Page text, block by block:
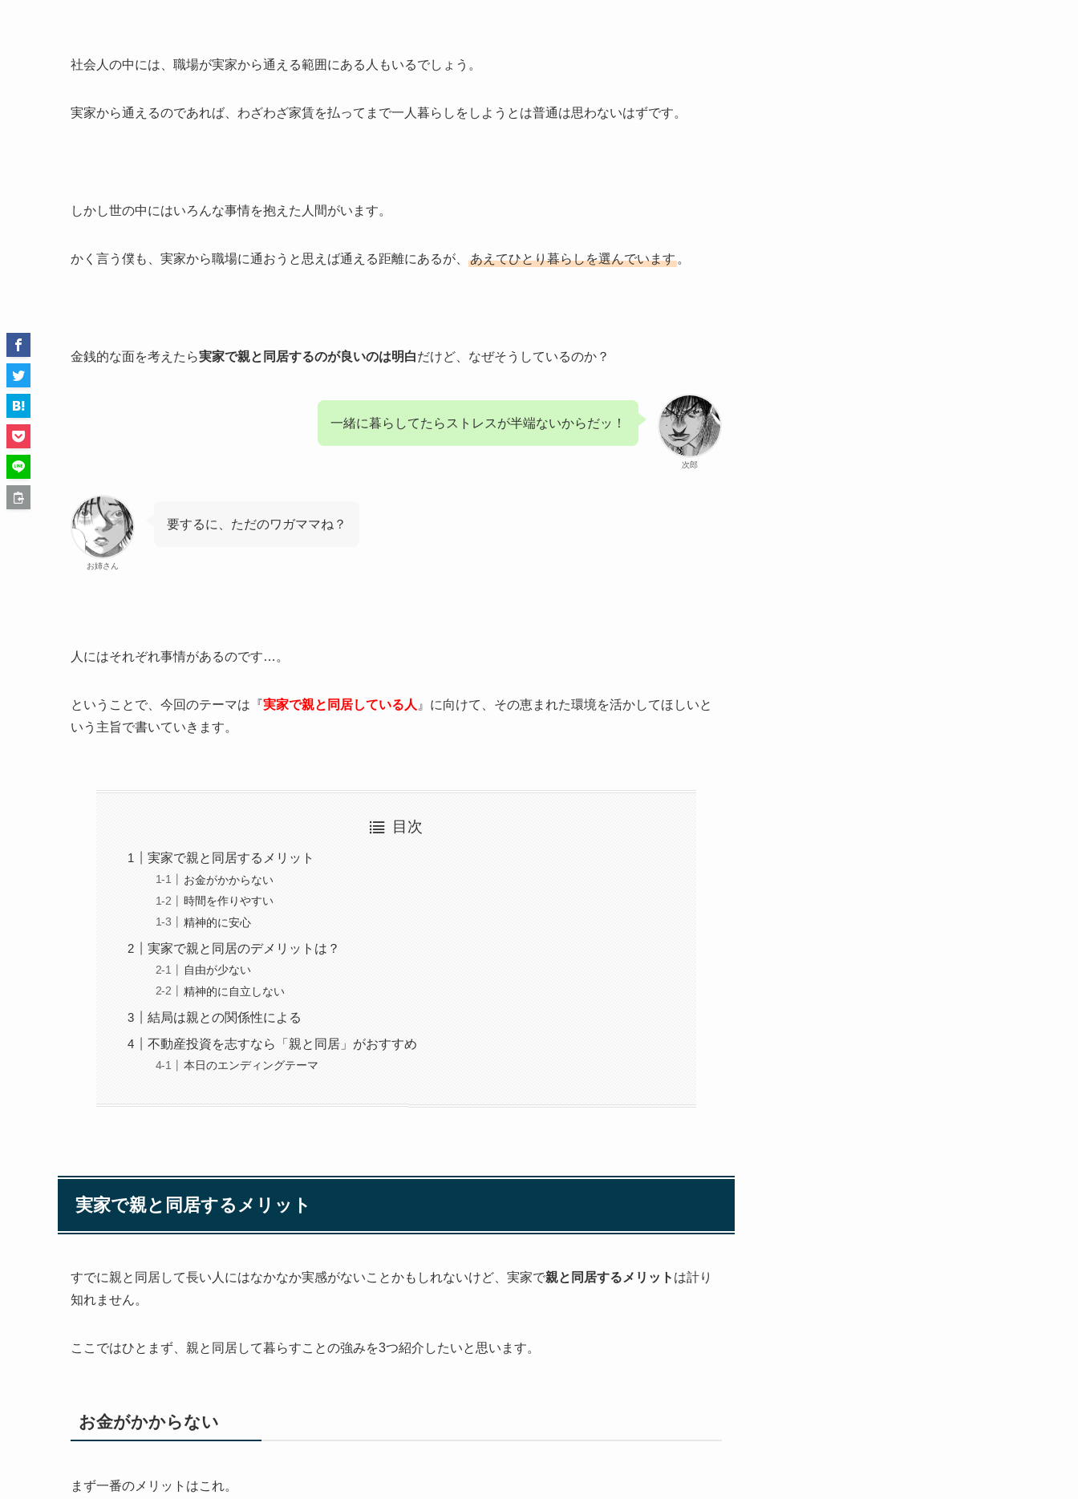
社会人の中には、職場が実家から通える範囲にある人もいるでしょう。
実家から通えるのであれば、わざわざ家賃を払ってまで一人暮らしをしようとは普通は思わないはずです。
しかし世の中にはいろんな事情を抱えた人間がいます。
かく言う僕も、実家から職場に通おうと思えば通える距離にあるが、 あえてひとり暮らしを選んでいます 。
金銭的な面を考えたら実家で親と同居するのが良いのは明白だけど、なぜそうしているのか ？
次郎
一緒に暮らしてたらストレスが半端ないからだッ！
お姉さん
要するに、ただのワガママね？
人にはそれぞれ事情があるのです…。
ということで、今回のテーマは『実家で親と同居している人 』に向けて、その恵まれた環境を活かしてほしいと
いう主旨で書いていきます。
目次
実家で親と同居するメリット
お金がかからない
時間を作りやすい
精神的に安心
実家で親と同居のデメリットは？
自由が少ない
精神的に自立しない
結局は親との関係性による
不動産投資を志すなら「親と同居」がおすすめ
本日のエンディングテーマ
実家で親と同居するメリット
すでに親と同居して長い人にはなかなか実感がないことかもしれないけど、実家で親と同居するメリット は計り
知れません。
ここではひとまず、 親と同居して暮らすことの強みを3つ紹介したいと思います。
お金がかからない
まず一番のメリットはこれ。